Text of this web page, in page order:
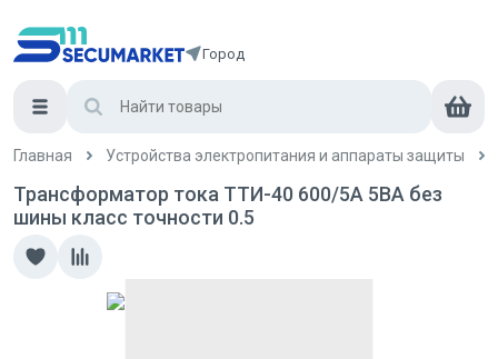
Город
Главная Устройства электропитания и аппараты защиты
Трансформатор тока ТТИ-40 600/5А 5ВА без
шины класс точности 0.5